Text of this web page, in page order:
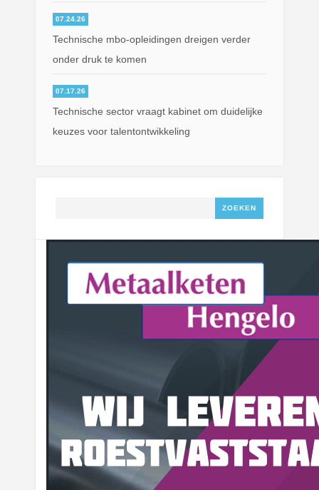
07.24.26
Technische mbo-opleidingen dreigen verder
onder druk te komen
07.17.26
Technische sector vraagt kabinet om duidelijke
keuzes voor talentontwikkeling